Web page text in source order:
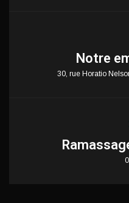
Notre
30, rue Horatio